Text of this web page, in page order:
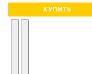
КУПИТЬ